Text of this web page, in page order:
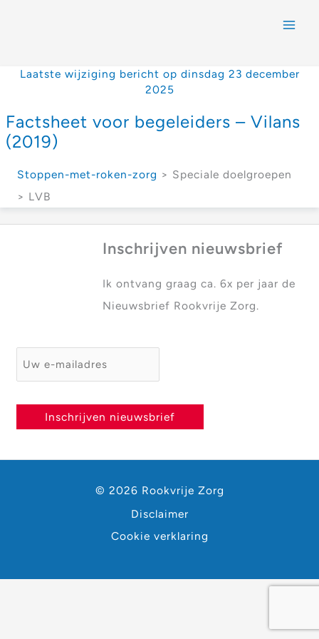
Laatste wijziging bericht op dinsdag 23 december
2025
Factsheet voor begeleiders – Vilans
(2019)
Stoppen-met-roken-zorg > Speciale doelgroepen
> LVB
Inschrijven nieuwsbrief
Ik ontvang graag ca. 6x per jaar de
Nieuwsbrief Rookvrije Zorg.
E-mailadres *
Inschrijven nieuwsbrief
© 2026 Rookvrije Zorg
Disclaimer
Cookie verklaring